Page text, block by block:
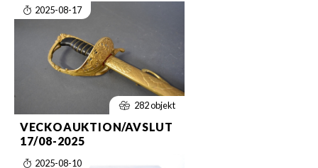
2025-08-17
282 objekt
VECKOAUKTION/AVSLUT
17/08-2025
2025-08-10